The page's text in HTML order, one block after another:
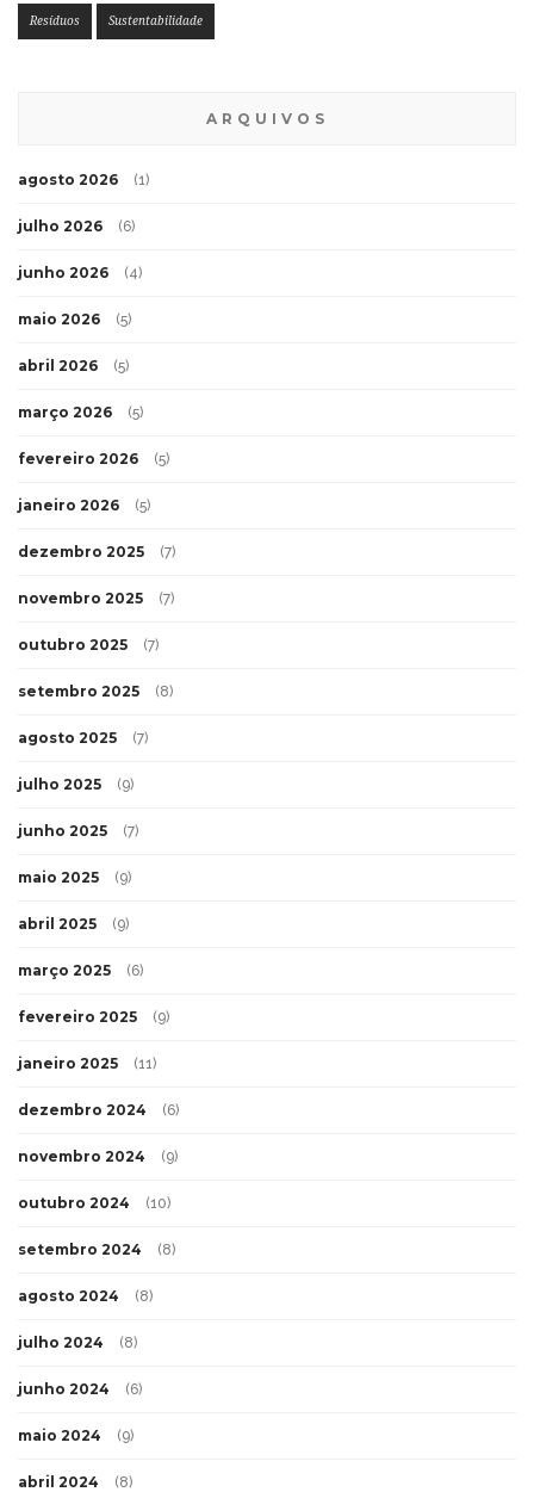
Resíduos Sustentabilidade
ARQUIVOS
agosto 2026 (1)
julho 2026 (6)
junho 2026 (4)
maio 2026 (5)
abril 2026 (5)
março 2026 (5)
fevereiro 2026 (5)
janeiro 2026 (5)
dezembro 2025 (7)
novembro 2025 (7)
outubro 2025 (7)
setembro 2025 (8)
agosto 2025 (7)
julho 2025 (9)
junho 2025 (7)
maio 2025 (9)
abril 2025 (9)
março 2025 (6)
fevereiro 2025 (9)
janeiro 2025 (11)
dezembro 2024 (6)
novembro 2024 (9)
outubro 2024 (10)
setembro 2024 (8)
agosto 2024 (8)
julho 2024 (8)
junho 2024 (6)
maio 2024 (9)
abril 2024 (8)